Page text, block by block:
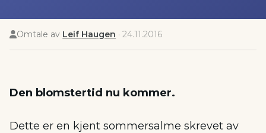
Omtale av Leif Haugen ·24.11.2016
Den blomstertid nu kommer.
Dette er en kjent sommersalme skrevet av